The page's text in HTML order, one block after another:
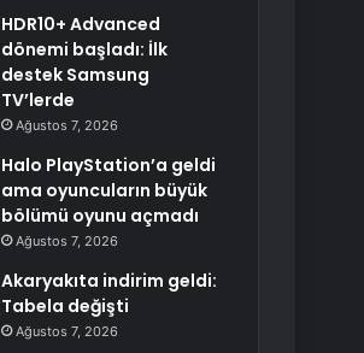
HDR10+ Advanced
dönemi başladı: İlk
destek Samsung
TV’lerde
Ağustos 7, 2026
Halo PlayStation’a geldi
ama oyuncuların büyük
bölümü oyunu açmadı
Ağustos 7, 2026
Akaryakıta indirim geldi:
Tabela değişti
Ağustos 7, 2026